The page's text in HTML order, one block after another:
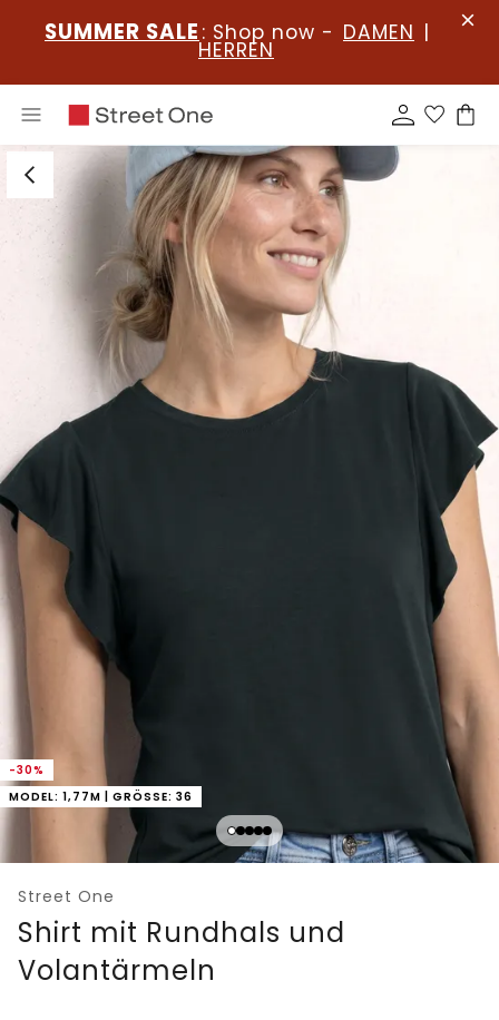
SUMMER SALE : Shop now - DAMEN |
HERREN
-30%
MODEL: 1,77M | GRÖSSE: 36
Street One
Shirt mit Rundhals und
Volantärmeln